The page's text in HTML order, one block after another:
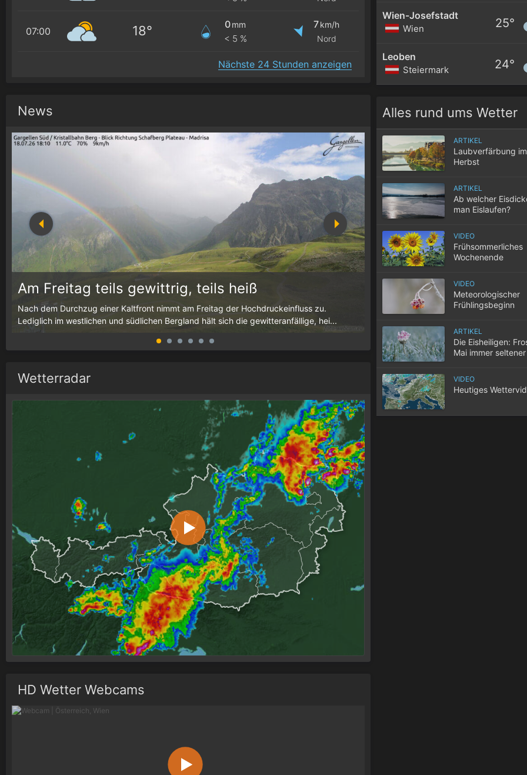
07:00 18° 0mm
< 5 %
7km/h
Nord
Nächste 24 Stunden anzeigen
News
Am Freitag teils gewittrig, teils heiß
Nach dem Durchzug einer Kaltfront nimmt am Freitag der Hochdruckeinfluss zu.
Lediglich im westlichen und südlichen Bergland hält sich die gewitteranfällige, hei...
10 Tipps für einen
Wenn selbst in der Nacht die
Wetterradar
HD Wetter Webcams
Wien-Josefstadt
Wien 25°
Leoben
Steiermark 24°
Alles rund ums Wetter
ARTIKEL
Laubverfärbung im
Herbst
ARTIKEL
Ab welcher
man Eislaufen?
VIDEO
Frühsommerliches
Wochenende
VIDEO
Meteorologischer
Frühlingsbeginn
ARTIKEL
Die Eisheiligen:
Mai immer seltener
VIDEO
Heutiges